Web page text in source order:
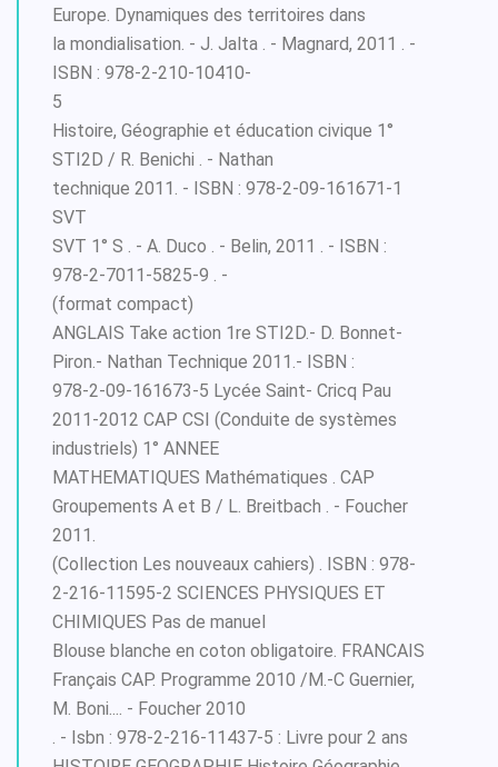
Europe. Dynamiques des territoires dans
la mondialisation. - J. Jalta . - Magnard, 2011 . -
ISBN : 978-2-210-10410-
5
Histoire, Géographie et éducation civique 1°
STI2D / R. Benichi . - Nathan
technique 2011. - ISBN : 978-2-09-161671-1
SVT
SVT 1° S . - A. Duco . - Belin, 2011 . - ISBN :
978-2-7011-5825-9 . -
(format compact)
ANGLAIS Take action 1re STI2D.- D. Bonnet-
Piron.- Nathan Technique 2011.- ISBN :
978-2-09-161673-5 Lycée Saint- Cricq Pau
2011-2012 CAP CSI (Conduite de systèmes
industriels) 1° ANNEE
MATHEMATIQUES Mathématiques . CAP
Groupements A et B / L. Breitbach . - Foucher
2011.
(Collection Les nouveaux cahiers) . ISBN : 978-
2-216-11595-2 SCIENCES PHYSIQUES ET
CHIMIQUES Pas de manuel
Blouse blanche en coton obligatoire. FRANCAIS
Français CAP. Programme 2010 /M.-C Guernier,
M. Boni.... - Foucher 2010
. - Isbn : 978-2-216-11437-5 : Livre pour 2 ans